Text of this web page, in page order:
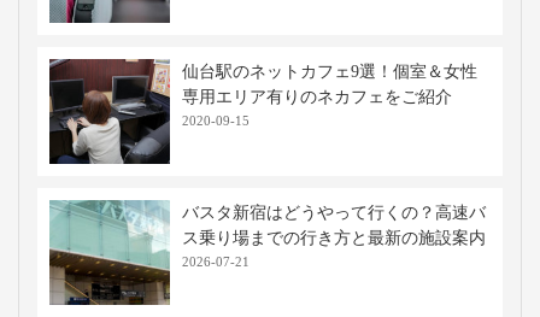
仙台駅のネットカフェ9選！個室＆女性
専用エリア有りのネカフェをご紹介
2020-09-15
バスタ新宿はどうやって行くの？高速バ
ス乗り場までの行き方と最新の施設案内
2026-07-21